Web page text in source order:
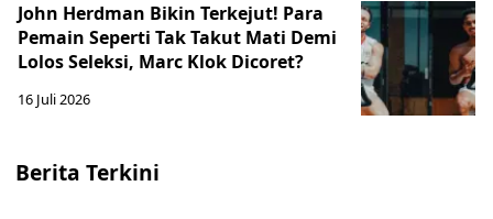
John Herdman Bikin Terkejut! Para
Pemain Seperti Tak Takut Mati Demi
Lolos Seleksi, Marc Klok Dicoret?
16 Juli 2026
Berita Terkini